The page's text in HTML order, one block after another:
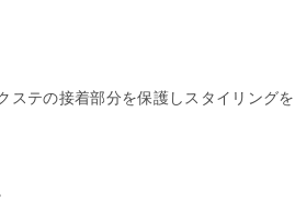
テの接着部分を保護しスタイリング
。